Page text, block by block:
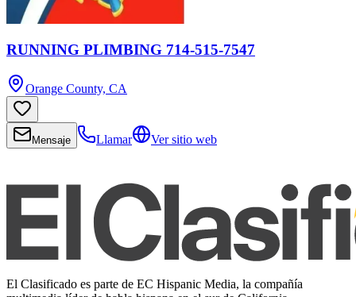
RUNNING PLIMBING 714-515-7547
Orange County, CA
Mensaje Llamar Ver sitio web
El Clasificado es parte de EC Hispanic Media, la compañía